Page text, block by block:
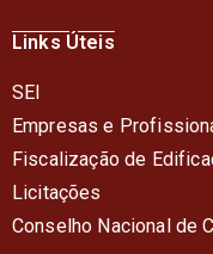
Links Úteis
SEI
Empresas e
Fiscalização de
Licitações
Conselho Nacional de